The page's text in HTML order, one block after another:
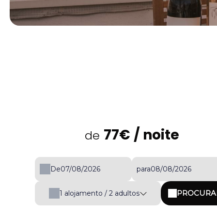
de 77€ / noite
De para
1 alojamento / 2 adultos